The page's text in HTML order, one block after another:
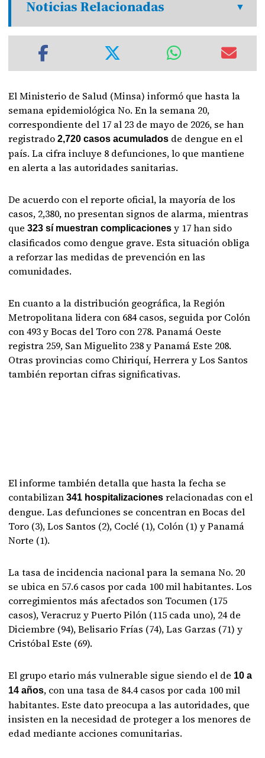
Noticias Relacionadas
El Ministerio de Salud (Minsa) informó que hasta la
semana epidemiológica No. En la semana 20,
correspondiente del 17 al 23 de mayo de 2026, se han
registrado 2,720 casos acumulados de dengue en el
país. La cifra incluye 8 defunciones, lo que mantiene
en alerta a las autoridades sanitarias.
De acuerdo con el reporte oficial, la mayoría de los
casos, 2,380, no presentan signos de alarma, mientras
que323 sí muestran complicaciones y 17 han sido
clasificados como dengue grave. Esta situación obliga
a reforzar las medidas de prevención en las
comunidades.
En cuanto a la distribución geográfica, la Región
Metropolitana lidera con 684 casos, seguida por Colón
con 493 y Bocas del Toro con 278. Panamá Oeste
registra 259, San Miguelito 238 y Panamá Este 208.
Otras provincias como Chiriquí, Herrera y Los Santos
también reportan cifras significativas.
El informe también detalla que hasta la fecha se
contabilizan 341 hospitalizaciones relacionadas con el
dengue. Las defunciones se concentran en Bocas del
Toro (3), Los Santos (2), Coclé (1), Colón (1) y Panamá
Norte (1).
La tasa de incidencia nacional para la semana No. 20
se ubica en 57.6 casos por cada 100 mil habitantes. Los
corregimientos más afectados son Tocumen (175
casos), Veracruz y Puerto Pilón (115 cada uno), 24 de
Diciembre (94), Belisario Frías (74), Las Garzas (71) y
Cristóbal Este (69).
El grupo etario más vulnerable sigue siendo el de 10 a
14 años, con una tasa de 84.4 casos por cada 100 mil
habitantes. Este dato preocupa a las autoridades, que
insisten en la necesidad de proteger a los menores de
edad mediante acciones comunitarias.